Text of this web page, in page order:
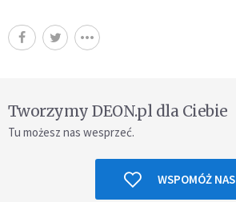
Tworzymy DEON.pl dla Ciebie
Tu możesz nas wesprzeć.
WSPOMÓŻ NAS